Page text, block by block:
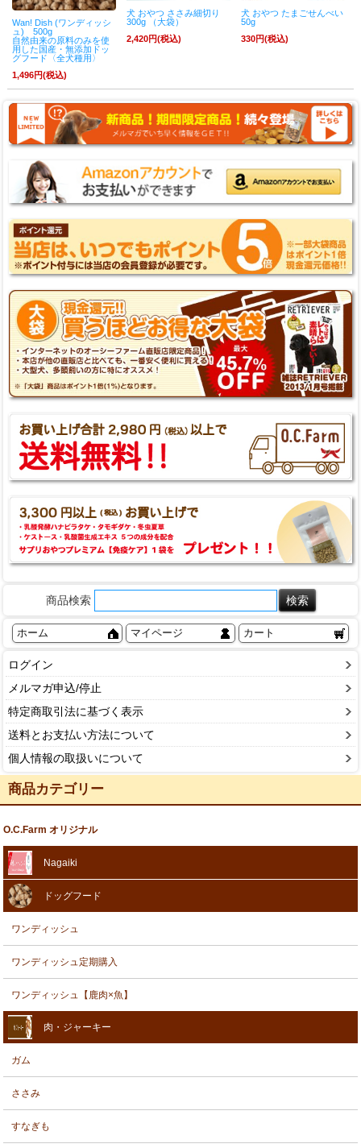
Wan! Dish (ワンディッシ
ュ) 500g
自然由来の原料のみを使
用した国産・無添加ドッ
グフード〈全犬種用〉
1,496円(税込)
犬 おやつ ささみ細切り
300g （大袋）
2,420円(税込)
犬 おやつ たまごせんべい
50g
330円(税込)
商品検索
ホーム マイページ カート
ログイン
メルマガ申込/停止
特定商取引法に基づく表示
送料とお支払い方法について
個人情報の取扱いについて
商品カテゴリー
O.C.Farm オリジナル
Nagaiki
ドッグフード
ワンディッシュ
ワンディッシュ定期購入
ワンディッシュ【鹿肉×魚】
肉・ジャーキー
ガム
ささみ
すなぎも